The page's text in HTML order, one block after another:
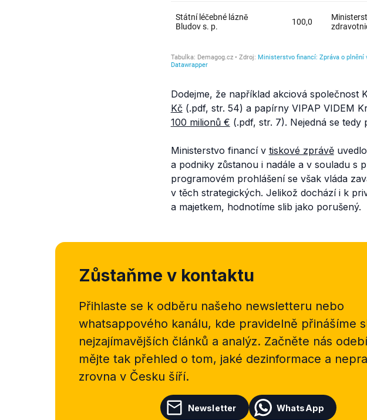
Dodejme, že například akciová společnost
Kč(.pdf, str. 54) a papírny VIPAP VIDEM
100 milionů € (.pdf, str. 7). Nejedná se
Ministerstvo financí v tiskové zprávě
a podniky zůstanou i nadále a v souladu s
programovém prohlášení se však vláda
v těch strategických. Jelikož dochází i k
a majetkem, hodnotíme slib jako porušený.
Zůstaňme v kontaktu
Přihlaste se k odběru našeho newsletteru nebo
whatsappového kanálu, kde pravidelně přinášíme
nejzajímavějších článků a analýz. Začněte nás
mějte tak přehled o tom, jaké dezinformace a
zrovna v Česku šíří.
Newsletter WhatsApp